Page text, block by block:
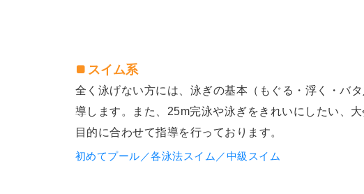
スイム系
全く泳げない方には、泳ぎの基本（もぐる・浮く・バ
導します。また、25m完泳や泳ぎをきれいにしたい、
目的に合わせて指導を行っております。
初めてプール／各泳法スイム／中級スイム